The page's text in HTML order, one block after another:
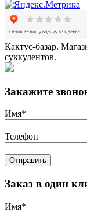
Кактус-базар.
суккулентов.
Закажите
Имя*
Телефон
Отправить
Заказ в один
Имя*